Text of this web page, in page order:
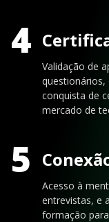
4
Validação de
conquista de
mercado de
5
Acesso à
entrevistas, e
formação